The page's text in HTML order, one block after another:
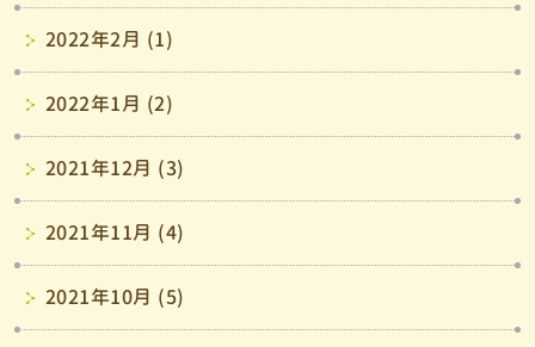
2022年2月 (1)
2022年1月 (2)
2021年12月 (3)
2021年11月 (4)
2021年10月 (5)